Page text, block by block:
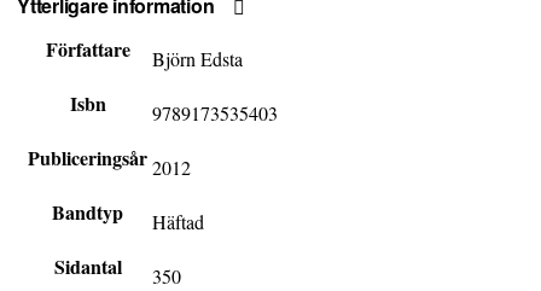
Ytterligare information
Författare
Björn Edsta
Isbn 9789173535403
Publiceringsår2012
Bandtyp Häftad
Sidantal 350